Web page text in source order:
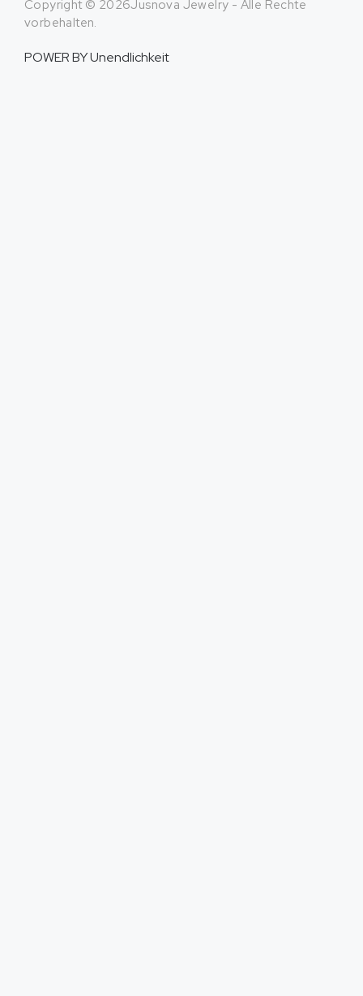
Copyright © 2026Jusnova Jewelry - Alle Rechte
vorbehalten.
POWER BYUnendlichkeit